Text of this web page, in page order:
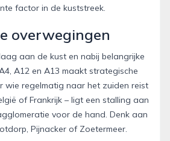
factor in de kuststreek.
overwegingen
aan de kust en nabij belangrijke
A12 en A13 maakt strategische
wie regelmatig naar het zuiden reist
of Frankrijk – ligt een stalling aan
voor de hand. Denk aan
Pijnacker of Zoetermeer.